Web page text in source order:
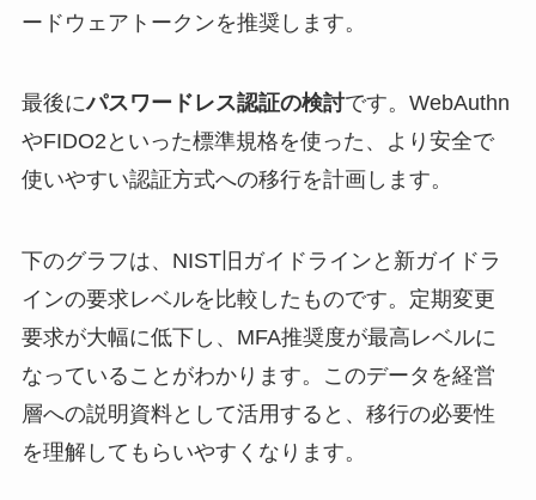
ードウェアトークンを推奨します。
最後にパスワードレス認証の検討です。WebAuthn
やFIDO2といった標準規格を使った、より安全で
使いやすい認証方式への移行を計画します。
下のグラフは、NIST旧ガイドラインと新ガイドラ
インの要求レベルを比較したものです。定期変更
要求が大幅に低下し、MFA推奨度が最高レベルに
なっていることがわかります。このデータを経営
層への説明資料として活用すると、移行の必要性
を理解してもらいやすくなります。